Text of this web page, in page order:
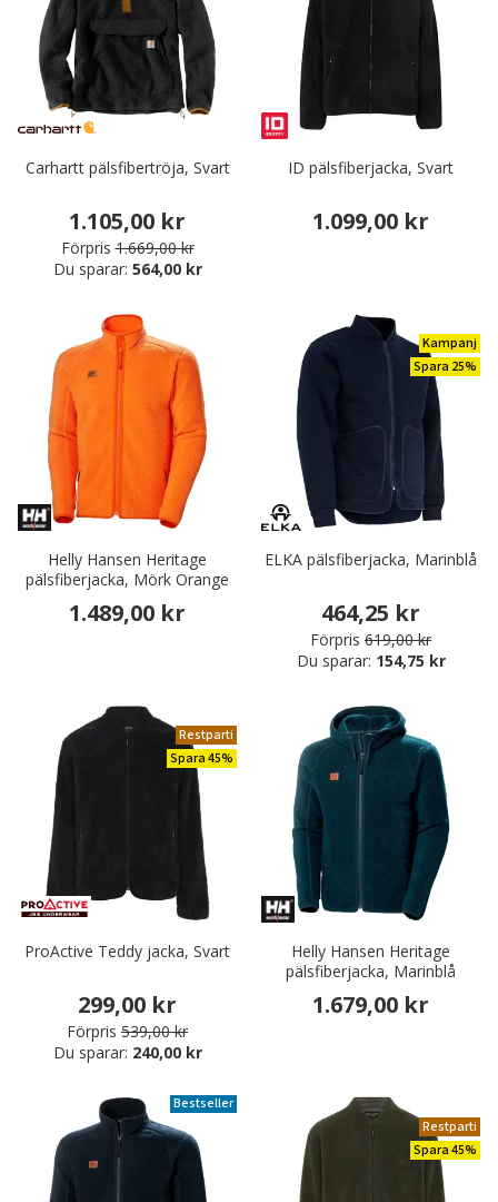
Carhartt pälsfibertröja, Svart
1.105,00 kr
Förpris 1.669,00 kr
Du sparar: 564,00 kr
ID pälsfiberjacka, Svart
1.099,00 kr
Helly Hansen Heritage
pälsfiberjacka, Mörk Orange
1.489,00 kr
Kampanj
Spara 25%
ELKA pälsfiberjacka, Marinblå
464,25 kr
Förpris 619,00 kr
Du sparar: 154,75 kr
Restparti
Spara 45%
ProActive Teddy jacka, Svart
299,00 kr
Förpris 539,00 kr
Du sparar: 240,00 kr
Helly Hansen Heritage
pälsfiberjacka, Marinblå
1.679,00 kr
Bestseller
Restparti
Spara 45%